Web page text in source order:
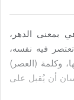
بمعنى الدهر،
فيه نفسه،
وكلمة (العصر)
أن يُقبل على